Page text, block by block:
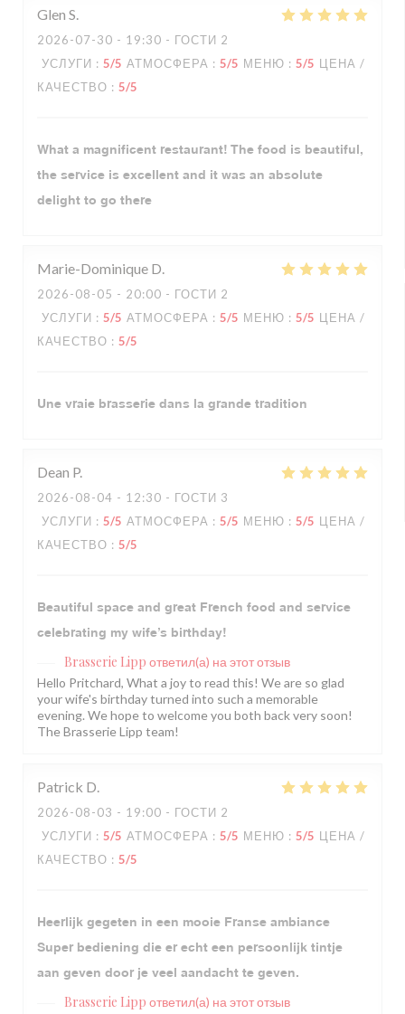
Glen S
2026-07-30 - 19:30 - ГОСТИ 2
УСЛУГИ : 5/5 АТМОСФЕРА : 5/5 МЕНЮ : 5/5 ЦЕНА /
КАЧЕСТВО : 5/5
What a magnificent restaurant! The food is beautiful,
the service is excellent and it was an absolute
delight to go there
Marie-Dominique D
2026-08-05 - 20:00 - ГОСТИ 2
УСЛУГИ : 5/5 АТМОСФЕРА : 5/5 МЕНЮ : 5/5 ЦЕНА /
КАЧЕСТВО : 5/5
Une vraie brasserie dans la grande tradition
Dean P
2026-08-04 - 12:30 - ГОСТИ 3
УСЛУГИ : 5/5 АТМОСФЕРА : 5/5 МЕНЮ : 5/5 ЦЕНА /
КАЧЕСТВО : 5/5
Beautiful space and great French food and service
celebrating my wife’s birthday!
Brasserie Lipp ответил(а) на этот отзыв
Hello Pritchard, What a joy to read this! We are so glad
your wife's birthday turned into such a memorable
evening. We hope to welcome you both back very soon!
The Brasserie Lipp team!
Patrick D
2026-08-03 - 19:00 - ГОСТИ 2
УСЛУГИ : 5/5 АТМОСФЕРА : 5/5 МЕНЮ : 5/5 ЦЕНА /
КАЧЕСТВО : 5/5
Heerlijk gegeten in een mooie Franse ambiance
Super bediening die er echt een persoonlijk tintje
aan geven door je veel aandacht te geven.
Brasserie Lipp ответил(а) на этот отзыв